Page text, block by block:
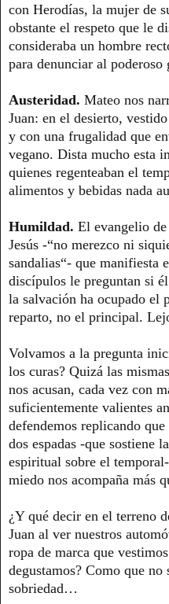
con Herodías, la mujer de
obstante el respeto que le
consideraba un hombre
para denunciar al poderoso
Austeridad. Mateo nos
Juan: en el desierto,
y con una frugalidad que
vegano. Dista mucho esta
quienes regenteaban el
alimentos y bebidas nada
Humildad. El evangelio
Jesús -“no merezco ni
sandalias“- que manifiesta
discípulos le preguntan si
la salvación ha ocupado el
reparto, no el principal.
Volvamos a la pregunta
los curas? Quizá las
nos acusan, cada vez con
suficientemente valientes
defendemos replicando
dos espadas -que sostiene
espiritual sobre el
miedo nos acompaña más
¿Y qué decir en el terreno
Juan al ver nuestros
ropa de marca que
degustamos? Como que no
sobriedad…